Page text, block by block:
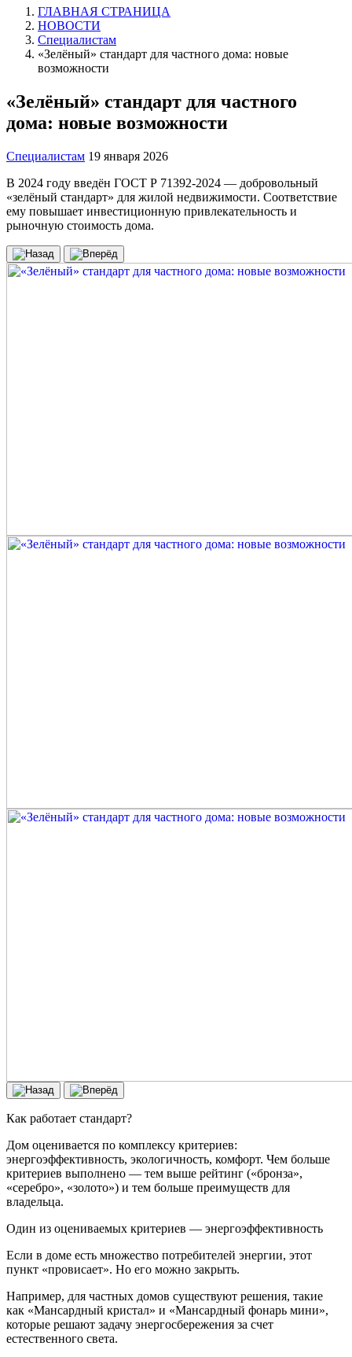
ГЛАВНАЯ СТРАНИЦА
НОВОСТИ
Специалистам
«Зелёный» стандарт для частного дома: новые
возможности
«Зелёный» стандарт для частного
дома: новые возможности
Специалистам 19 января 2026
В 2024 году введён ГОСТ Р 71392-2024 — добровольный
«зелёный стандарт» для жилой недвижимости. Соответствие
ему повышает инвестиционную привлекательность и
рыночную стоимость дома.
Как работает стандарт?
Дом оценивается по комплексу критериев:
энергоэффективность, экологичность, комфорт. Чем больше
критериев выполнено — тем выше рейтинг («бронза»,
«серебро», «золото») и тем больше преимуществ для
владельца.
Один из оцениваемых критериев — энергоэффективность
Если в доме есть множество потребителей энергии, этот
пункт «провисает». Но его можно закрыть.
Например, для частных домов существуют решения, такие
как «Мансардный кристал» и «Мансардный фонарь мини»,
которые решают задачу энергосбережения за счет
естественного света.